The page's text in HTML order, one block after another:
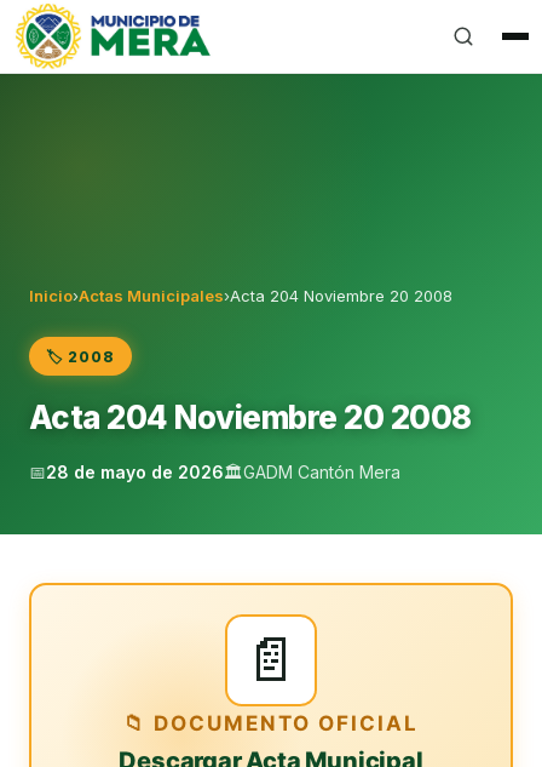
Gobierno Autónomo Descentralizado Municipal del
Inicio›Actas Municipales›Acta 204 Noviembre 20 2008
🏷️ 2008
Acta 204 Noviembre 20 2008
📅28 de mayo de 2026🏛️GADM Cantón Mera
📄
📁 DOCUMENTO OFICIAL
Descargar Acta Municipal